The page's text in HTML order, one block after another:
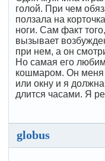
голой. При чем
ползала на
ноги. Сам факт
вызывает
при нем, а он
Но самая его
кошмаром. Он меня
или окну и я
длится часами. Я
globus